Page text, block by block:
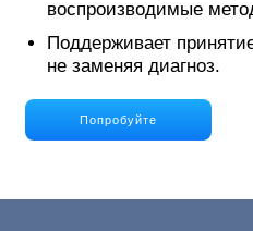
воспроизводимые
Поддерживает
не заменяя диагноз.
Попробуйте